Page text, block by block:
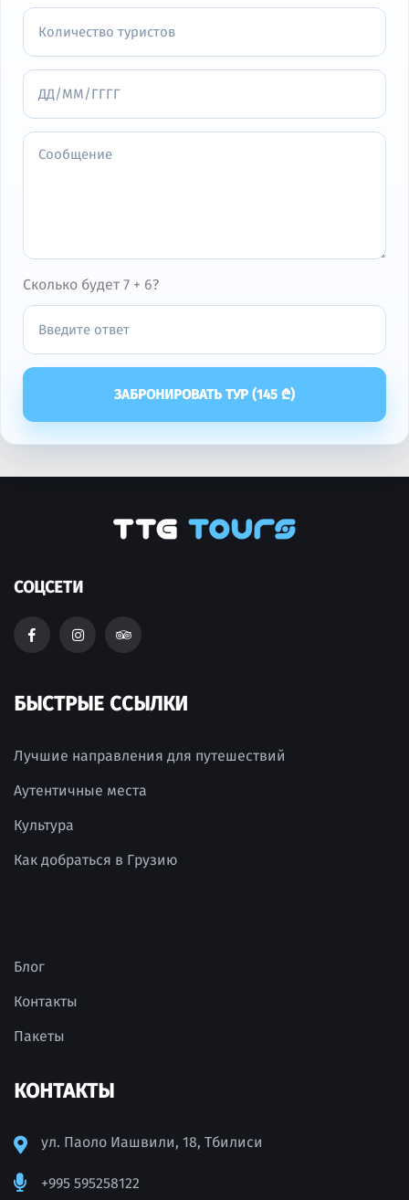
Сколько будет 7 + 6?
ЗАБРОНИРОВАТЬ ТУР (145 ₾)
СОЦСЕТИ
БЫСТРЫЕ ССЫЛКИ
Лучшие направления для путешествий
Аутентичные места
Культура
Как добраться в Грузию
Блог
Контакты
Пакеты
КОНТАКТЫ
ул. Паоло Иашвили, 18, Тбилиси
+995 595258122